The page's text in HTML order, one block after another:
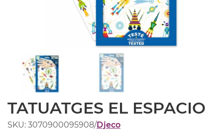
TATUATGES EL ESPACIO
SKU: 3070900095908/Djeco